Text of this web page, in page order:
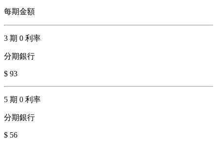
每期金額
3 期 0 利率
分期銀行
$ 93
5 期 0 利率
分期銀行
$ 56